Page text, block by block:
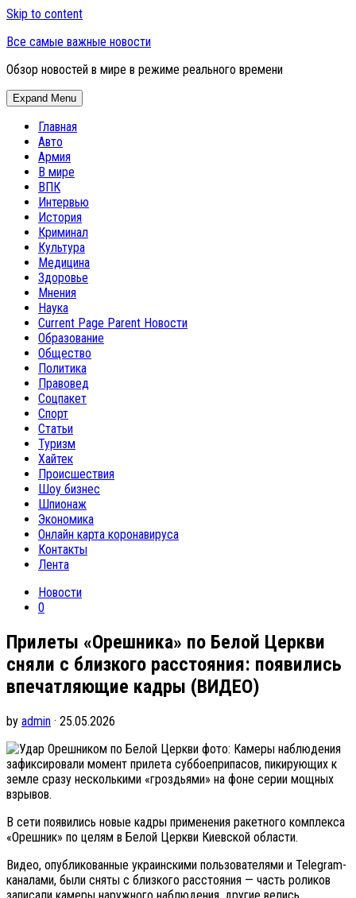
Skip to content
Все самые важные новости
Обзор новостей в мире в режиме реального времени
Expand Menu
Главная
Авто
Армия
В мире
ВПК
Интервью
История
Криминал
Культура
Медицина
Здоровье
Мнения
Наука
Current Page Parent Новости
Образование
Общество
Политика
Правовед
Соцпакет
Спорт
Статьи
Туризм
Хайтек
Происшествия
Шоу бизнес
Шпионаж
Экономика
Онлайн карта коронавируса
Контакты
Лента
Новости
0
Прилеты «Орешника» по Белой Церкви
сняли с близкого расстояния: появились
впечатляющие кадры (ВИДЕО)
by admin · 25.05.2026
фото: Камеры наблюдения
зафиксировали момент прилета суббоеприпасов, пикирующих к
земле сразу несколькими «гроздьями» на фоне серии мощных
взрывов.
В сети появились новые кадры применения ракетного комплекса
«Орешник» по целям в Белой Церкви Киевской области.
Видео, опубликованные украинскими пользователями и Telegram-
каналами, были сняты с близкого расстояния — часть роликов